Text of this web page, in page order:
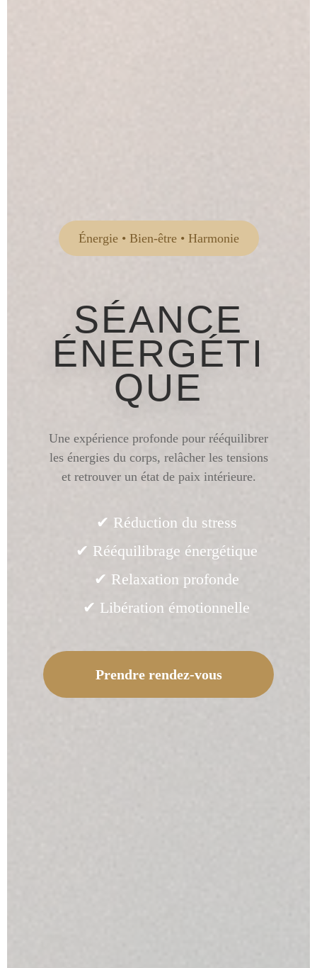
Énergie • Bien-être • Harmonie
SÉANCE
ÉNERGÉTI
QUE
Une expérience profonde pour rééquilibrer
les énergies du corps, relâcher les tensions
et retrouver un état de paix intérieure.
✔ Réduction du stress
✔ Rééquilibrage énergétique
✔ Relaxation profonde
✔ Libération émotionnelle
Prendre rendez-vous